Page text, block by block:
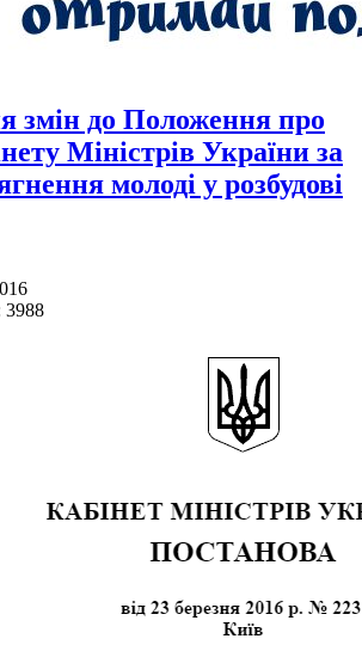
змін до Положення про
Міністрів України за
молоді у розбудові
3988